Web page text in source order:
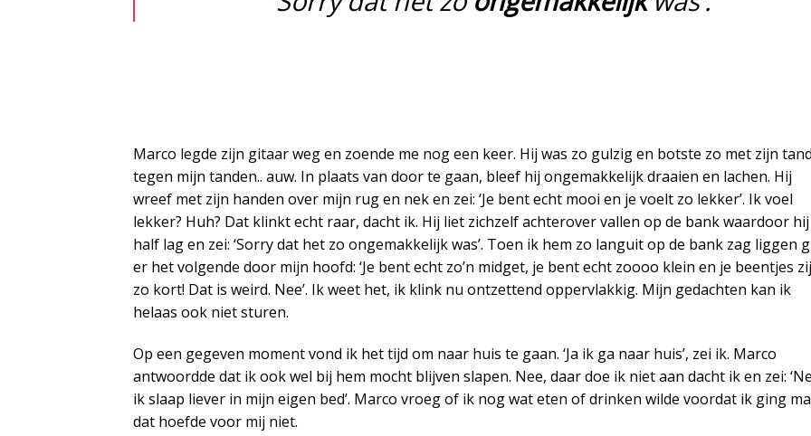
Marco legde zijn gitaar weg en zoende me nog een keer. Hij was zo gulzig en botste zo met zijn
tegen mijn tanden.. auw. In plaats van door te gaan, bleef hij ongemakkelijk draaien en lachen. Hij
wreef met zijn handen over mijn rug en nek en zei: ‘Je bent echt mooi en je voelt zo lekker’. Ik voel
lekker? Huh? Dat klinkt echt raar, dacht ik. Hij liet zichzelf achterover vallen op de bank waardoor hij
half lag en zei: ‘Sorry dat het zo ongemakkelijk was’. Toen ik hem zo languit op de bank zag liggen
er het volgende door mijn hoofd: ‘Je bent echt zo’n midget, je bent echt zoooo klein en je beentjes
zo kort! Dat is weird. Nee’. Ik weet het, ik klink nu ontzettend oppervlakkig. Mijn gedachten kan ik
helaas ook niet sturen.
Op een gegeven moment vond ik het tijd om naar huis te gaan. ‘Ja ik ga naar huis’, zei ik. Marco
antwoordde dat ik ook wel bij hem mocht blijven slapen. Nee, daar doe ik niet aan dacht ik en zei:
ik slaap liever in mijn eigen bed’. Marco vroeg of ik nog wat eten of drinken wilde voordat ik ging
dat hoefde voor mij niet.